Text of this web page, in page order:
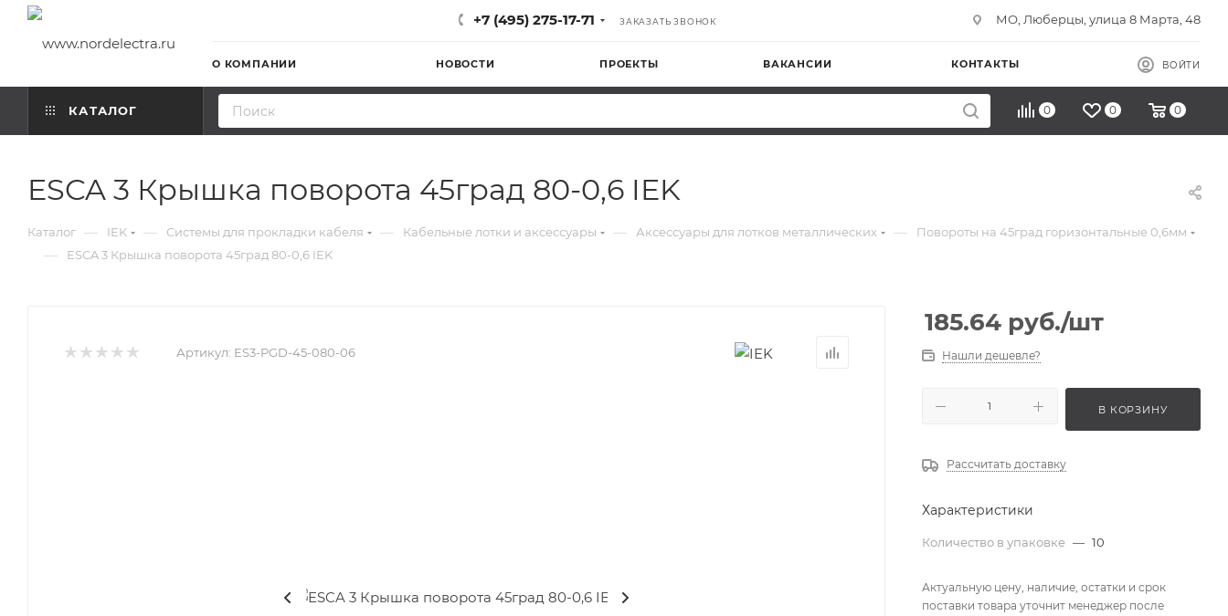
+7 (495) 275-17-71 ЗАКАЗАТЬ ЗВОНОК МО, Люберцы, улица 8 Марта, 48
О КОМПАНИИ НОВОСТИ ПРОЕКТЫ ВАКАНСИИ КОНТАКТЫ ВОЙТИ
КАТАЛОГ 0 0 0
ESCA 3 Крышка поворота 45град 80-0,6 IEK
Каталог — IEK — Системы для прокладки кабеля — Кабельные лотки и аксессуары — Аксессуары для лотков металлических — Повороты на 45град горизонтальные 0,6мм
— ESCA 3 Крышка поворота 45град 80-0,6 IEK
Артикул: ES3-PGD-45-080-06
185.64 руб./шт
Нашли дешевле?
В КОРЗИНУ
Рассчитать доставку
Характеристики
Количество в упаковке — 10
Актуальную цену, наличие, остатки и срок
поставки товара уточнит менеджер после